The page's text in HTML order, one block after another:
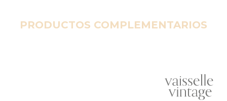
PRODUCTOS COMPLEMENTARIOS